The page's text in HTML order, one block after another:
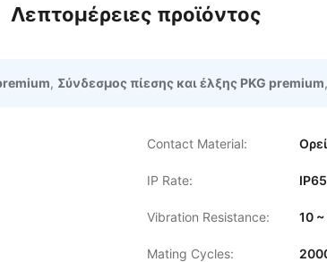
Λεπτομέρειες προϊόντος
, Σύνδεσμος πίεσης και έλξης PKG premium,
Contact Material:
IP Rate:
Vibration Resistance: 10
Mating Cycles: